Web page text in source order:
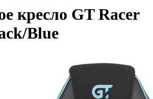
кресло GT Racer
Blue